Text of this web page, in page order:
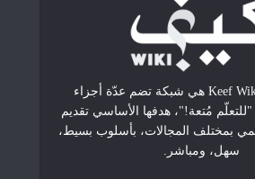
"كيف ويكي" Keef Wiki هي شبكة تضم عدّة أجزاء
مُتعة!"، هدفها الأساسي تقديم
بمختلف المجالات، بأسلوب بسيط،
سهل، ومباشر.